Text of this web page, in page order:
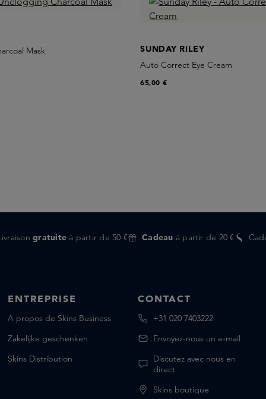
Mask
SUNDAY RILEY
Auto Correct Eye Cream
65,00 €
gratuite à partir de 50 € Cadeau à partir de 20 €
ENTREPRISE
A propos de Skins Business
Zakelijke geschenken
Skins Distribution
CONTACT
+31 020 7403222
Envoyez-nous un e-mail
Discutez avec nous en
direct
Skins boutique